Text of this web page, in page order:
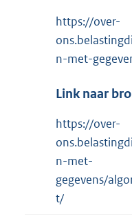
https://over-
n-met-
Link naar
https://over-
n-met-
gegevens/
t/